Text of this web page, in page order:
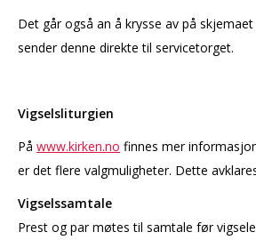
Det går også an å krysse av på
sender denne direkte til servicetorget.
Vigselsliturgien
På www.kirken.no finnes mer
er det flere valgmuligheter. Dette
Vigselssamtale
Prest og par møtes til samtale før